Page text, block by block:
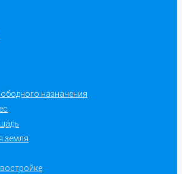
назначения
земля